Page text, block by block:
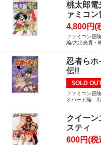
桃太郎電
ァミコ
4,800円(
ファミコン冒
編/大出光貴・
忍者らホ
伝!!
SOLD
ファミコン冒
オハード編
クイーン
スティ
600円(税